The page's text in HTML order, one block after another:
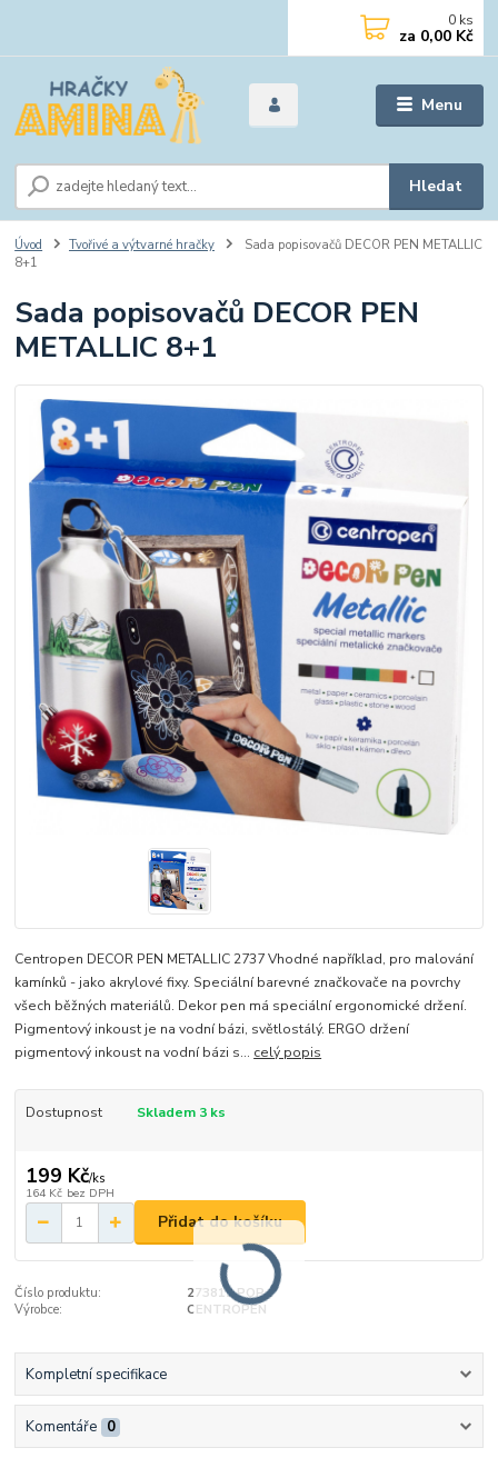
Menu
Hledat
0 ks
za 0,00 Kč
Úvod Tvořivé a výtvarné hračky
Sada popisovačů DECOR PEN METALLIC
8+1
Sada popisovačů DECOR PEN
METALLIC 8+1
Centropen DECOR PEN METALLIC 2737 Vhodné například, pro malování
kamínků - jako akrylové fixy. Speciální barevné značkovače na povrchy
všech běžných materiálů. Dekor pen má speciální ergonomické držení.
Pigmentový inkoust je na vodní bázi, světlostálý. ERGO držení
pigmentový inkoust na vodní bázi s... celý popis
Dostupnost Skladem 3 ks
199 Kč/ks
164 Kč bez DPH
Přidat do košíku
Číslo produktu:
273812 POP
Výrobce:
CENTROPEN
Kompletní specifikace
Komentáře 0